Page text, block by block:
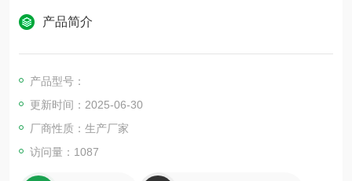
产品简介
产品型号：
更新时间：2025-06-30
厂商性质：生产厂家
访问量：1087